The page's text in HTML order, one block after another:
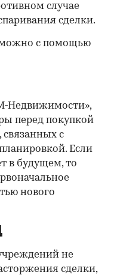
случае
сделки.
можно с помощью
Недвижимости»,
перед покупкой
с
Если
в будущем, то
нового
не
сделки,